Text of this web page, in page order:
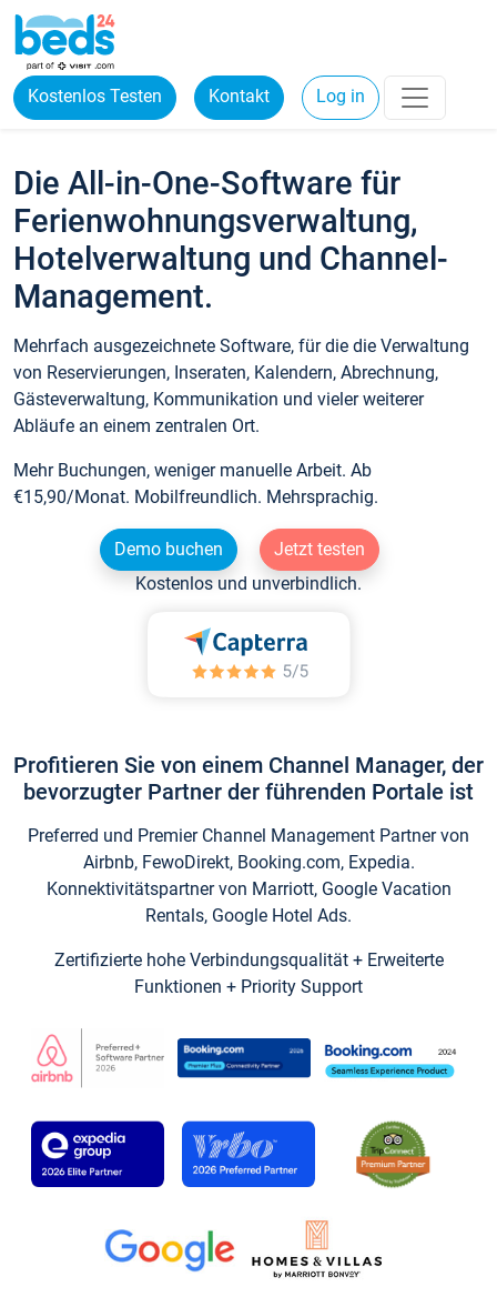
Kostenlos Testen Kontakt Log in
Die All-in-One-Software für
Ferienwohnungsverwaltung,
Hotelverwaltung und Channel-
Management.
Mehrfach ausgezeichnete Software, für die die Verwaltung
von Reservierungen, Inseraten, Kalendern, Abrechnung,
Gästeverwaltung, Kommunikation und vieler weiterer
Abläufe an einem zentralen Ort.
Mehr Buchungen, weniger manuelle Arbeit. Ab
€15,90/Monat. Mobilfreundlich. Mehrsprachig.
Demo buchen
Jetzt testen
Kostenlos und unverbindlich.
Profitieren Sie von einem Channel Manager, der
bevorzugter Partner der führenden Portale ist
Preferred und Premier Channel Management Partner von
Airbnb, FewoDirekt, Booking.com, Expedia.
Konnektivitätspartner von Marriott, Google Vacation
Rentals, Google Hotel Ads.
Zertifizierte hohe Verbindungsqualität + Erweiterte
Funktionen + Priority Support